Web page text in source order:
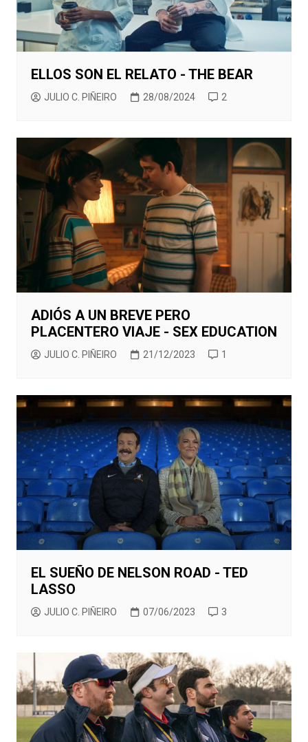
ELLOS SON EL RELATO - THE BEAR
JULIO C. PIÑEIRO 28/08/2024 2
ADIÓS A UN BREVE PERO
PLACENTERO VIAJE - SEX EDUCATION
JULIO C. PIÑEIRO 21/12/2023 1
EL SUEÑO DE NELSON ROAD - TED
LASSO
JULIO C. PIÑEIRO 07/06/2023 3